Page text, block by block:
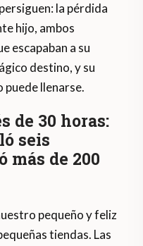
la pérdida
hijo, ambos
escapaban a su
destino, y su
puede llenarse.
de 30 horas:
seis
más de 200
pequeño y feliz
tiendas. Las